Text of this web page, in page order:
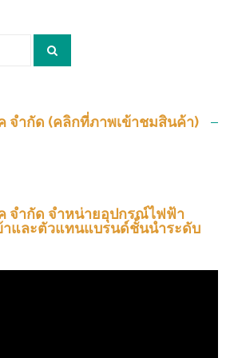
จำกัด (คลิกที่ภาพเข้าชมสินค้า)
จำกัด จำหน่ายอุปกรณ์ไฟฟ้า
าและตัวแทนแบรนด์ชั้นนำระดับ